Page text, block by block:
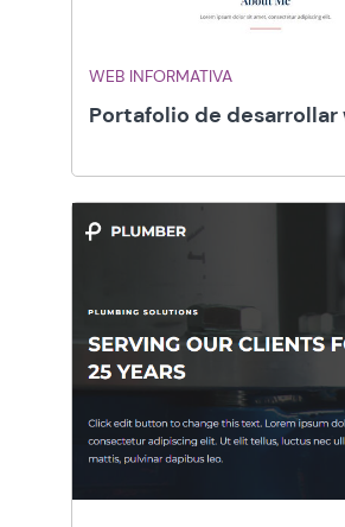
WEB INFORMATIVA
Portafolio de desarrollar